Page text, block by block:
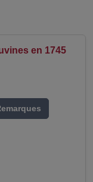
en 1745